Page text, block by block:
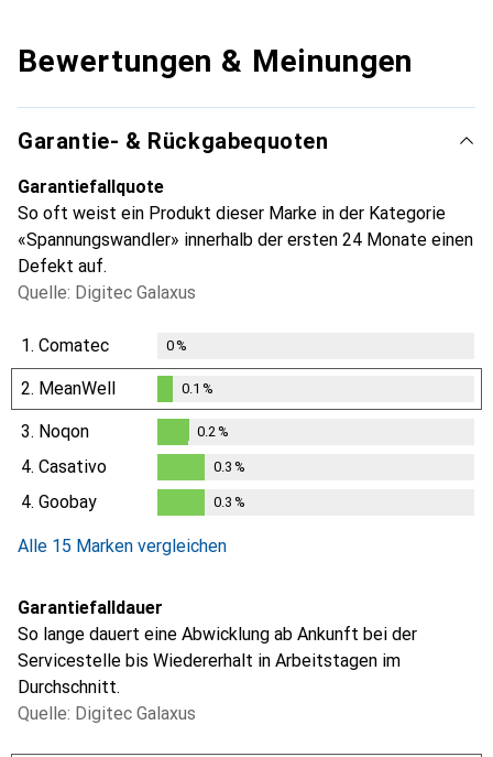
Bewertungen & Meinungen
Garantie- & Rückgabequoten
Garantiefallquote
So oft weist ein Produkt dieser Marke in der Kategorie
«Spannungswandler» innerhalb der ersten 24 Monate einen
Defekt auf.
Quelle: Digitec Galaxus
1. Comatec 0%
2. MeanWell
0.1%
0.1 %
3. Noqon
0.2%
0.2 %
4. Casativo
0.3%
0.3 %
4. Goobay 0.3 %
Alle 15 Marken vergleichen
Garantiefalldauer
So lange dauert eine Abwicklung ab Ankunft bei der
Servicestelle bis Wiedererhalt in Arbeitstagen im
Durchschnitt.
Quelle: Digitec Galaxus